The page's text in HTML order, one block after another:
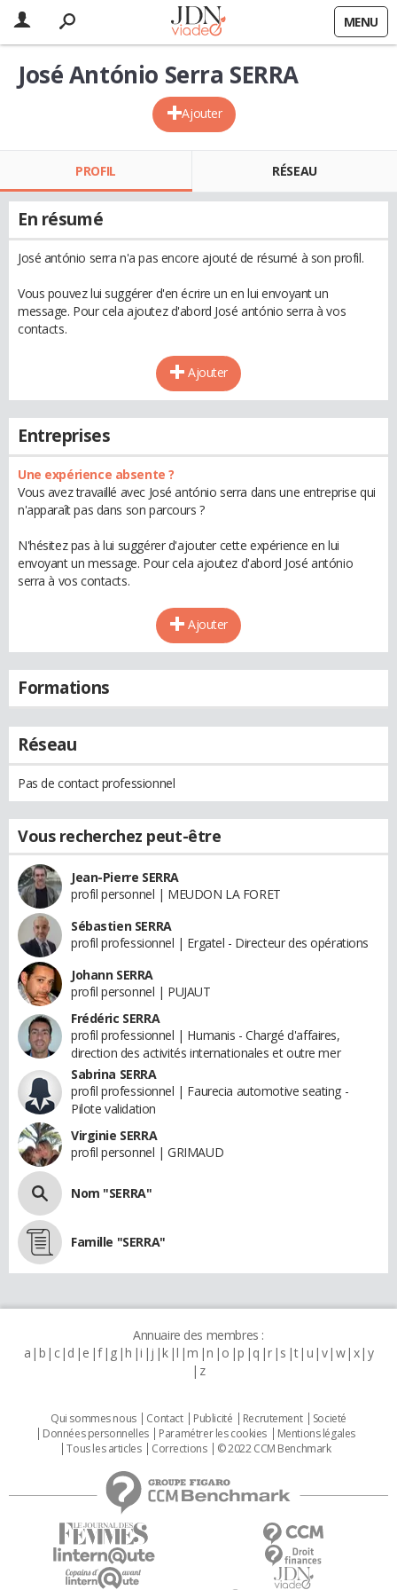
MENU
Ajouter
José António Serra SERRA
PROFIL RÉSEAU
En résumé
José antónio serra n'a pas encore ajouté de résumé à son profil.
Vous pouvez lui suggérer d'en écrire un en lui envoyant un
message. Pour cela ajoutez d'abord José antónio serra à vos
contacts.
Ajouter
Entreprises
Une expérience absente ?
Vous avez travaillé avec José antónio serra dans une entreprise qui
n'apparaît pas dans son parcours ?
N'hésitez pas à lui suggérer d'ajouter cette expérience en lui
envoyant un message. Pour cela ajoutez d'abord José antónio
serra à vos contacts.
Ajouter
Formations
Réseau
Pas de contact professionnel
Vous recherchez peut-être
Jean-Pierre SERRA
profil personnel | MEUDON LA FORET
Sébastien SERRA
profil professionnel | Ergatel - Directeur des opérations
Johann SERRA
profil personnel | PUJAUT
Frédéric SERRA
profil professionnel | Humanis - Chargé d'affaires,
direction des activités internationales et outre mer
Sabrina SERRA
profil professionnel | Faurecia automotive seating -
Pilote validation
Virginie SERRA
profil personnel | GRIMAUD
Nom "SERRA"
Famille "SERRA"
Annuaire des membres :
a b c d e f g h i j k l m n o p q r s t u v w x y
z
Qui sommes nous Contact Publicité Recrutement
Societé
Données personnelles
Paramétrer les cookies
Mentions légales
Tous les articles
Corrections © 2022 CCM Benchmark